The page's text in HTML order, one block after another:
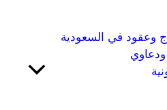
وعقود في السعودية
ودعاوي